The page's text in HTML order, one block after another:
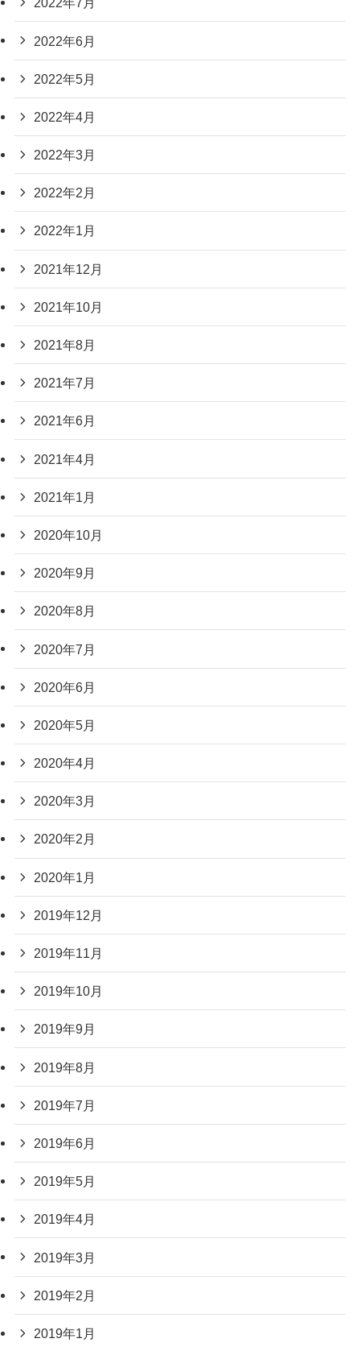
2022年6月
2022年5月
2022年4月
2022年3月
2022年2月
2022年1月
2021年12月
2021年10月
2021年8月
2021年7月
2021年6月
2021年4月
2021年1月
2020年10月
2020年9月
2020年8月
2020年7月
2020年6月
2020年5月
2020年4月
2020年3月
2020年2月
2020年1月
2019年12月
2019年11月
2019年10月
2019年9月
2019年8月
2019年7月
2019年6月
2019年5月
2019年4月
2019年3月
2019年2月
2019年1月